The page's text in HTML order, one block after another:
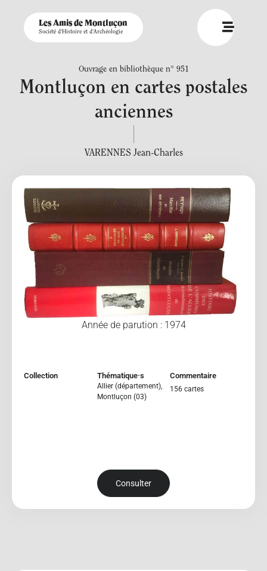
Les Amis de Montluçon
Société d'Histoire et d'Archéologie
Ouvrage en bibliothèque n° 951
Montluçon en cartes postales
anciennes
VARENNES Jean-Charles
Année de parution : 1974
Collection Thématique·s
Allier (département),
Montluçon (03)
Commentaire
156 cartes
Consulter